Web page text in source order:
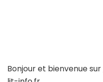
Bonjour et bienvenue sur